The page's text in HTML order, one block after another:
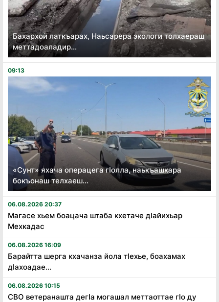
Бахархой латкъарах, Наьсарера экологи толхаераш
меттадоаладир...
09:13
«Сунт» яхача операцега гӏолла, наькъашкара
бокъонаш телхаеш...
06.08.2026 20:37
Магасе хьем боацача штаба кхетаче дӏайихьар
Мехкадас
06.08.2026 16:09
Барайтта шерга кхачанза йола тӏехье, боахамах
дӏахоадае...
06.08.2026 10:15
СВО ветеранашта дегӏа могашал меттаоттае гӏо ду